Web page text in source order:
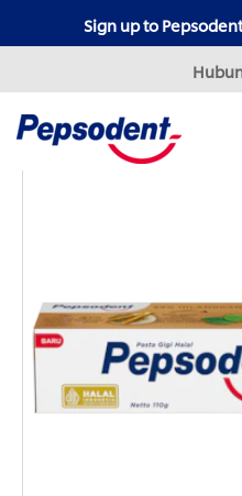
Sign up to
Misi Kami
Pepsodent Expert
Pepsodent Ultra
Tanya Dokter Gigi